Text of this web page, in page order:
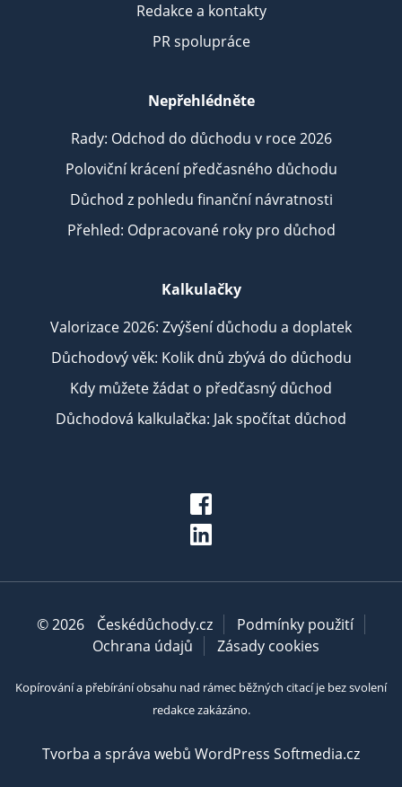
Redakce a kontakty
PR spolupráce
Nepřehlédněte
Rady: Odchod do důchodu v roce 2026
Poloviční krácení předčasného důchodu
Důchod z pohledu finanční návratnosti
Přehled: Odpracované roky pro důchod
Kalkulačky
Valorizace 2026: Zvýšení důchodu a doplatek
Důchodový věk: Kolik dnů zbývá do důchodu
Kdy můžete žádat o předčasný důchod
Důchodová kalkulačka: Jak spočítat důchod
© 2026 Českédůchody.cz
Podmínky použití
Ochrana údajů
Zásady cookies
Kopírování a přebírání obsahu nad rámec běžných citací je bez svolení
redakce zakázáno.
Tvorba a správa webů WordPress Softmedia.cz